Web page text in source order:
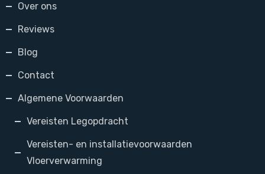
Over ons
Reviews
Blog
Contact
Algemene Voorwaarden
Vereisten Legopdracht
Vereisten- en installatievoorwaarden
Vloerverwarming